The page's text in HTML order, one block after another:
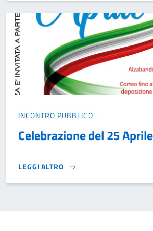
INCONTRO PUBBLICO
Celebrazione del 25
LEGGI ALTRO
CELEBRAZIONE DEL 25 APRILE 2024}